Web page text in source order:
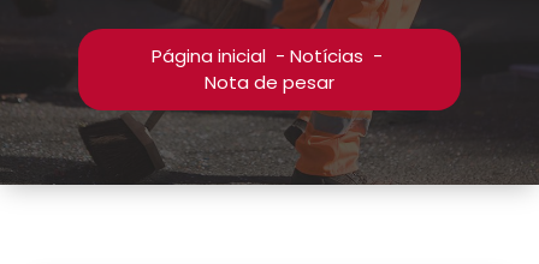
Página inicial- Notícias -
Nota de pesar